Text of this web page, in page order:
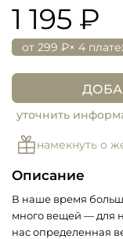
1 195 ₽
от 299 ₽× 4
уточнить
намекнуть о
Описание
В наше время
много вещей — для
нас определенная